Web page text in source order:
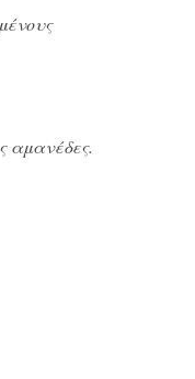
αμανέδες.